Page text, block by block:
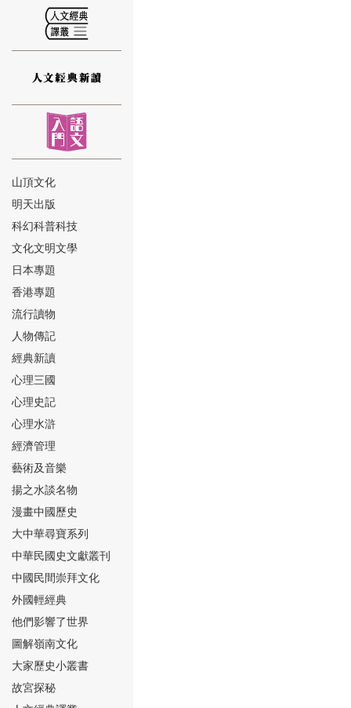
⑫
⑬
⑭
⑮
⑯
⑰
山頂文化
明天出版
科幻科普科技
文化文明文學
日本專題
香港專題
流行讀物
人物傳記
經典新讀
心理三國
心理史記
心理水滸
經濟管理
藝術及音樂
揚之水談名物
漫畫中國歷史
大中華尋寶系列
中華民國史文獻叢刊
中國民間崇拜文化
外國輕經典
他們影響了世界
圖解嶺南文化
大家歷史小叢書
故宮探秘